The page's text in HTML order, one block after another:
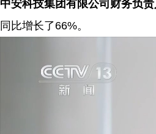
中安科技集团有限公司财务负责
同比增长了66%。